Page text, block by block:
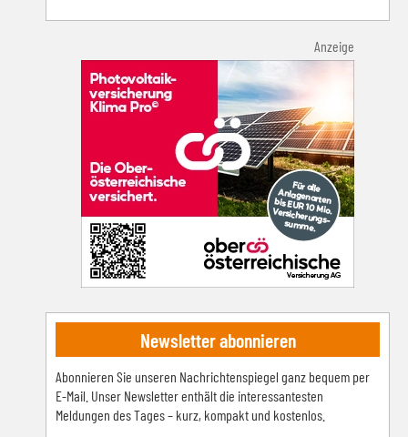
Anzeige
Newsletter abonnieren
Abonnieren Sie unseren Nachrichtenspiegel ganz bequem per
E-Mail. Unser Newsletter enthält die interessantesten
Meldungen des Tages – kurz, kompakt und kostenlos.